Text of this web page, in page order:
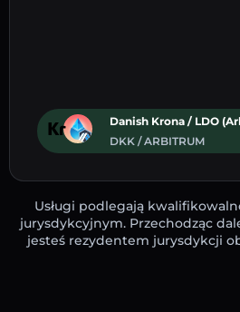
Danish Krona / LDO
DKK / ARBITRUM
Usługi podlegają
jurysdykcyjnym. Przechodząc
jesteś rezydentem jurysdykcji